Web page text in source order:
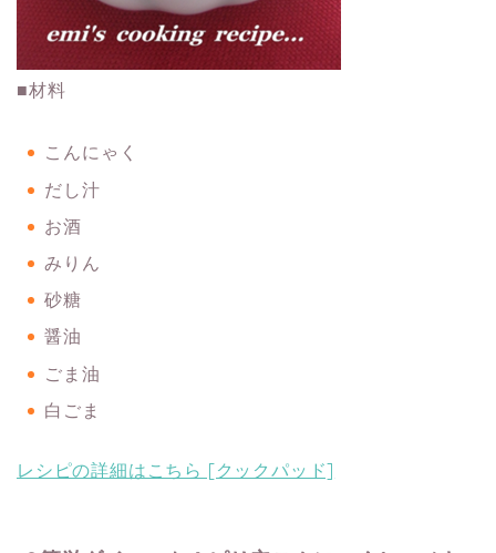
■材料
こんにゃく
だし汁
お酒
みりん
砂糖
醤油
ごま油
白ごま
レシピの詳細はこちら [クックパッド]